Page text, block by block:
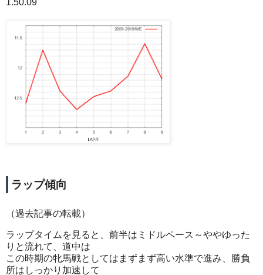
1.50.09
ラップ傾向
（過去記事の転載）
ラップタイムを見ると、前半はミドルペース～ややゆった
りと流れて、道中は
この時期の牝馬戦としてはまずまず高い水準で進み、勝負
所はしっかり加速して